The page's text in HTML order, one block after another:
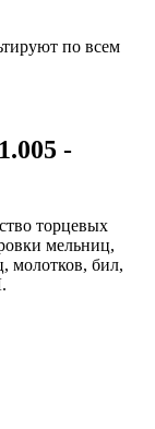
по всем
-
торцевых
мельниц,
молотков, бил,